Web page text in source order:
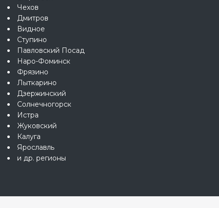
Чехов
Дмитров
Видное
Ступино
Павловский Посад
Наро-Фоминск
Фрязино
Лыткарино
Дзержинский
Солнечногорск
Истра
Жуковский
Калуга
Ярославль
и др. регионы